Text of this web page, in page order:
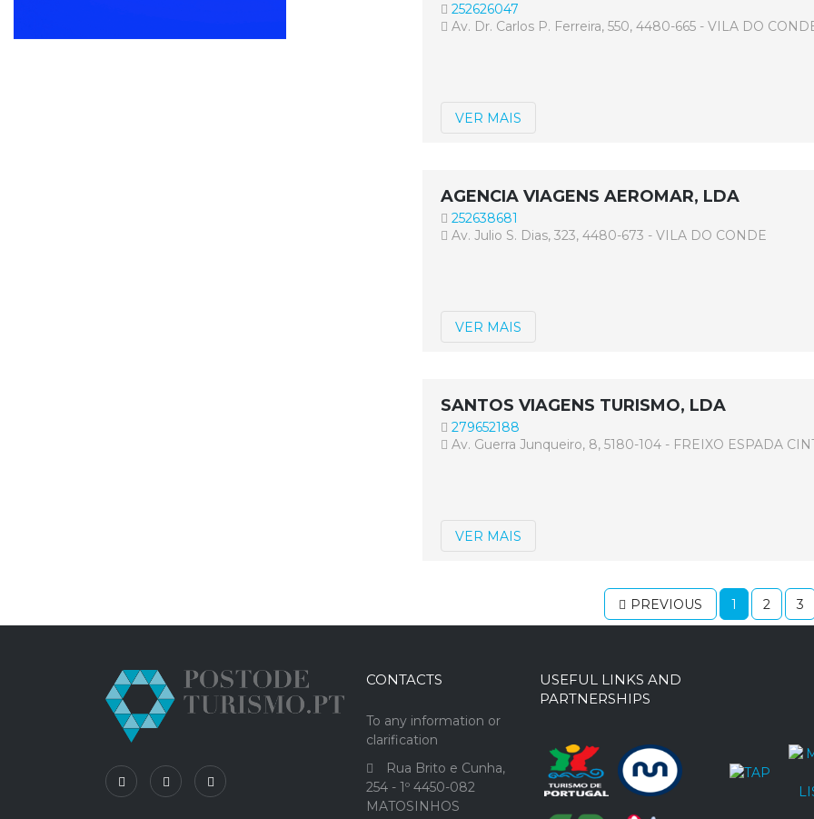
252626047
Av. Dr. Carlos P. Ferreira, 550, 4480-665 - VILA DO
VER MAIS
AGENCIA VIAGENS AEROMAR, LDA
252638681
Av. Julio S. Dias, 323, 4480-673 - VILA DO CONDE
VER MAIS
SANTOS VIAGENS TURISMO, LDA
279652188
Av. Guerra Junqueiro, 8, 5180-104 - FREIXO ESPADA
VER MAIS
PREVIOUS 1 2 3
CONTACTS
To any information or
clarification
Rua Brito e Cunha,
254 - 1º 4450-082
MATOSINHOS
USEFUL LINKS AND
PARTNERSHIPS